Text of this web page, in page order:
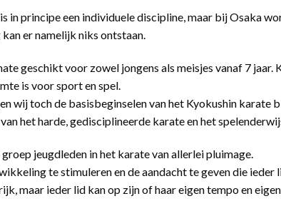
in principe een individuele discipline, maar bij Osaka
er namelijk niks ontstaan.
geschikt voor zowel jongens als meisjes vanaf 7
is voor sport en spel.
wij toch de basisbeginselen van het Kyokushin karate
het harde, gedisciplineerde karate en het
jeugdleden in het karate van allerlei pluimage.
te stimuleren en de aandacht te geven die
maar ieder lid kan op zijn of haar eigen tempo en